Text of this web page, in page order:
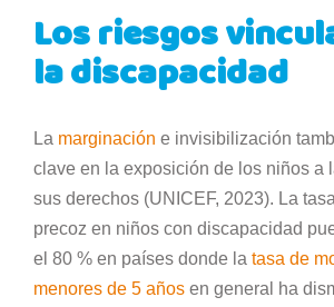
Los riesgos
la discapacidad
La marginación e invisibilización
clave en la exposición de los niños a
sus derechos (UNICEF, 2023). La
precoz en niños con discapacidad
el 80 % en países donde la tasa de
menores de 5 años en general ha